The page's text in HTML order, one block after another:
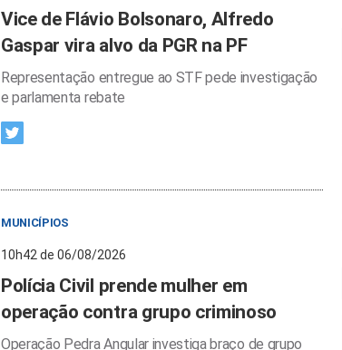
Vice de Flávio Bolsonaro, Alfredo
Gaspar vira alvo da PGR na PF
Representação entregue ao STF pede investigação
e parlamenta rebate
MUNICÍPIOS
10h42 de 06/08/2026
Polícia Civil prende mulher em
operação contra grupo criminoso
Operação Pedra Angular investiga braço de grupo